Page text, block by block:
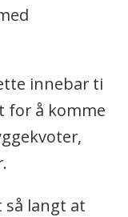
innebar ti
for å komme
så langt at